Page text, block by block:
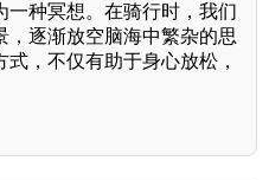
一种冥想。在骑行时，我们
，逐渐放空脑海中繁杂的思
，不仅有助于身心放松，